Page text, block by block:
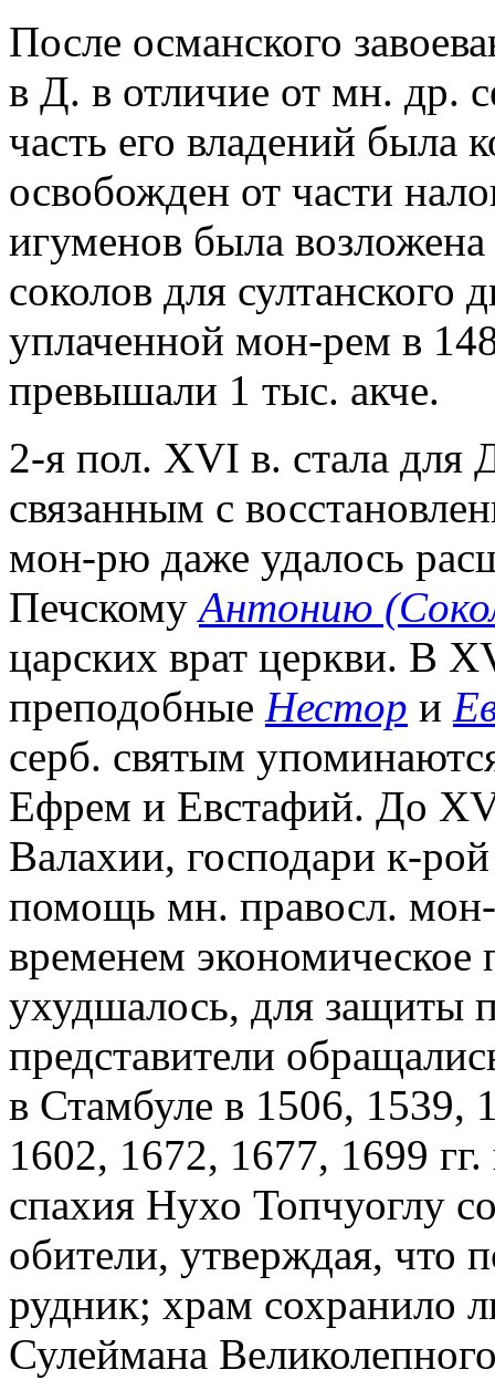
После османского
в Д. в отличие от мн. др.
часть его владений
освобожден от части
игуменов была возложена
соколов для султанского
уплаченной мон-рем в
превышали 1 тыс. акче.
2-я пол. XVI в. стала для
связанным с
мон-рю даже удалось
ПечскомуАнтонию
царских врат церкви. В
преподобные Нестор и
серб. святым
Ефрем и Евстафий. До
Валахии, господари к-
помощь мн. правосл.
временем экономическое
ухудшалось, для защиты
представители
в Стамбуле в 1506, 1539,
1602, 1672, 1677, 1699
спахия Нухо Топчуоглу
обители, утверждая, что
рудник; храм сохранило
Сулеймана